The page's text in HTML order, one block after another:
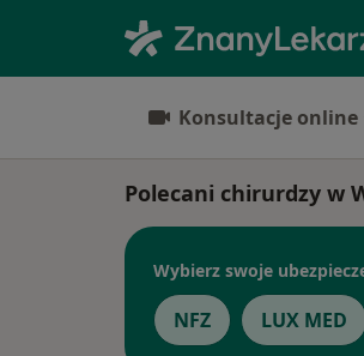
Konsultacje online
Polecani chirurdzy w
Wybierz swoje
NFZ LUX MED